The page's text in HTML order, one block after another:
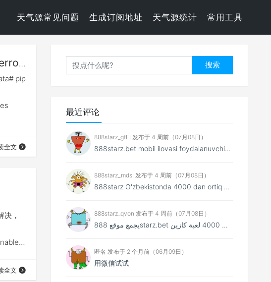
天气源常见问题 生成订阅地址 天气源统计 常用工具
pip
全文
，
全文
搜索
最近评论
888starz_gfEi 发布于 4 周前（07月08日）
888starz.bet mobil ilovasi foydalanuvchiga saytnin...
888starz_mdsl 发布于 4 周前（07月08日）
888starz O'zbekistonda 4000 dan ortiq o'...
888starz_qvon 发布于 4 周前（07月08日）
يجمع موقع 888starz.bet بين أكثر من 4000 لعبة كازين...
匿名 发布于 2 个月前（06月09日）
用微信试试